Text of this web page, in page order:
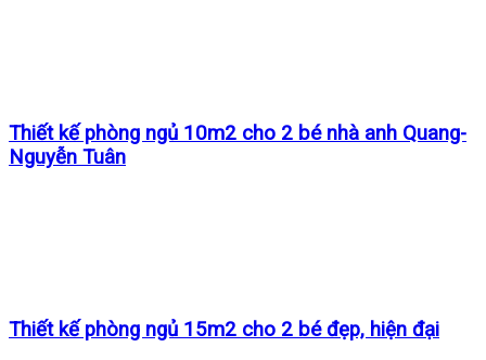
Thiết kế phòng ngủ 10m2 cho 2 bé nhà anh Quang-
Nguyễn Tuân
Thiết kế phòng ngủ 15m2 cho 2 bé đẹp, hiện đại